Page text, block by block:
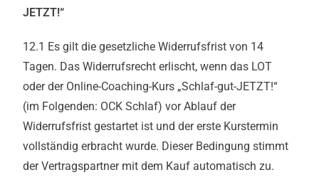
JETZT!“
12.1 Es gilt die gesetzliche Widerrufsfrist von 14
Tagen. Das Widerrufsrecht erlischt, wenn das LOT
oder der Online-Coaching-Kurs „Schlaf-gut-JETZT!“
(im Folgenden: OCK Schlaf) vor Ablauf der
Widerrufsfrist gestartet ist und der erste Kurstermin
vollständig erbracht wurde. Dieser Bedingung stimmt
der Vertragspartner mit dem Kauf automatisch zu.